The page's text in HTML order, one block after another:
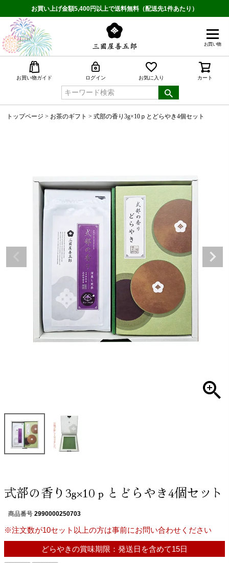
お買い上げ金額5,400円以上で送料無料（配送先1件あたり）
お買い物
お買い物ガイド ログイン お気に入り カート
トップページ お茶のギフト 式部の香り3g×10ｐとどらやき4個セット
式部の香り3g×10ｐとどらやき4個セット
商品番号 2990000250703
※注文数が10セット以上の方は事前にお問い合わせください
どらやきの賞味期限：発送日を含めて15日